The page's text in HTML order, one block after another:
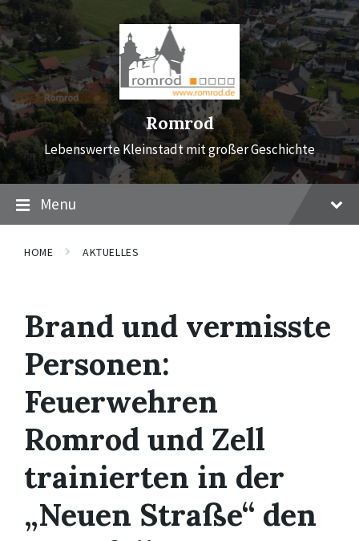
Skip
to
content
Skip
to
main
navigation
Skip
to
footer
Romrod
Lebenswerte Kleinstadt mit großer Geschichte
Menu
HOME AKTUELLES
Brand und vermisste
Personen:
Feuerwehren
Romrod und Zell
trainierten in der
„Neuen Straße“ den